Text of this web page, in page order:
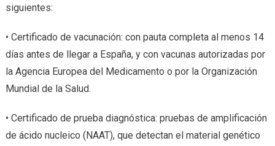
siguientes:
• Certificado de vacunación: con pauta completa al menos 14
días antes de llegar a España, y con vacunas autorizadas por
la Agencia Europea del Medicamento o por la Organización
Mundial de la Salud.
• Certificado de prueba diagnóstica: pruebas de amplificación
de ácido nucleico (NAAT), que detectan el material genético